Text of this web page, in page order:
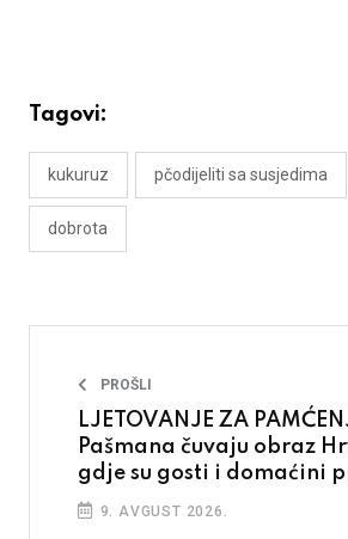
Tagovi:
kukuruz pčodijeliti sa susjedima
dobrota
PROŠLI
LJETOVANJE ZA
Pašmana čuvaju obraz
gdje su gosti i domaćini
9. AVGUST 2026.